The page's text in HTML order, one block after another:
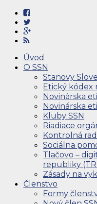
Úvod
O SSN
Stanovy
Etický kódex
Novinárska
Novinárska
Kluby SSN
Riadiace
Kontrolná
Sociálna
Tlačovo –
republiky (TR
Zásady na
Členstvo
Formy